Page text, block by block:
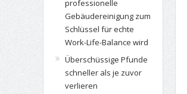
professionelle
Gebäudereinigung zum
Schlüssel für echte
Work-Life-Balance wird
Überschüssige Pfunde
schneller als je zuvor
verlieren